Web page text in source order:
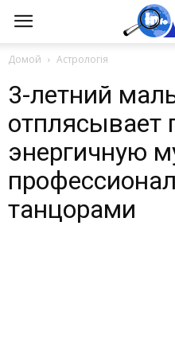
Домой Астрологія
3-летний
отплясывает
энергичную
танцорами